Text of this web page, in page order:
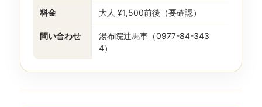
料金 大人 ¥1,500前後（要確認）
問い合わせ
湯布院辻馬車（0977-84-343
4）